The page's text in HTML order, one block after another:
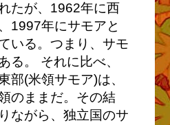
たが、1962年に西
1997年にサモアと
いる。つまり、サモ
る。 それに比べ、
部(米領サモア)は、
のままだ。その結
ながら、独立国のサ